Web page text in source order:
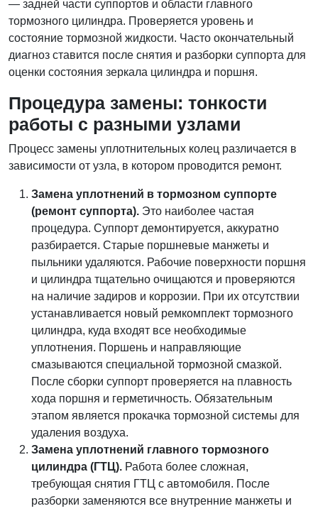
— задней части суппортов и области главного
тормозного цилиндра. Проверяется уровень и
состояние тормозной жидкости. Часто окончательный
диагноз ставится после снятия и разборки суппорта для
оценки состояния зеркала цилиндра и поршня.
Процедура замены: тонкости
работы с разными узлами
Процесс замены уплотнительных колец различается в
зависимости от узла, в котором проводится ремонт.
Замена уплотнений в тормозном суппорте
(ремонт суппорта). Это наиболее частая
процедура. Суппорт демонтируется, аккуратно
разбирается. Старые поршневые манжеты и
пыльники удаляются. Рабочие поверхности поршня
и цилиндра тщательно очищаются и проверяются
на наличие задиров и коррозии. При их отсутствии
устанавливается новый ремкомплект тормозного
цилиндра, куда входят все необходимые
уплотнения. Поршень и направляющие
смазываются специальной тормозной смазкой.
После сборки суппорт проверяется на плавность
хода поршня и герметичность. Обязательным
этапом является прокачка тормозной системы для
удаления воздуха.
Замена уплотнений главного тормозного
цилиндра (ГТЦ). Работа более сложная,
требующая снятия ГТЦ с автомобиля. После
разборки заменяются все внутренние манжеты и